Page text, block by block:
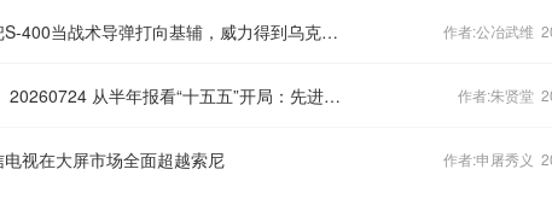
神操作：俄军把S-400当战术导弹打向基辅，威力得到乌克兰证实？ 作者:公冶武维
《经济半小时》 20260724 从半年报看“十五五”开局：先进制造新动能 作者:朱贤堂
视在大屏市场全面超越索尼 作者:申屠秀义